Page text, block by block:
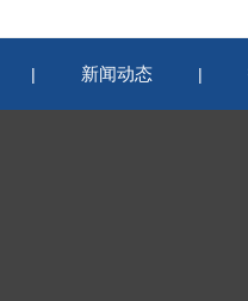
| 新闻动态 |